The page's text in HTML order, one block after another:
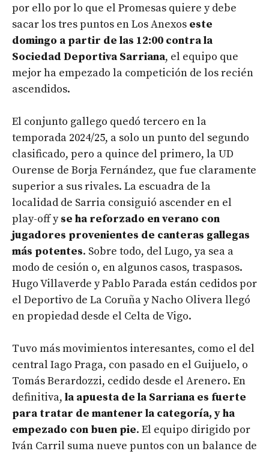
por ello por lo que el Promesas quiere y debe
sacar los tres puntos en Los Anexos este
domingo a partir de las 12:00 contra la
Sociedad Deportiva Sarriana, el equipo que
mejor ha empezado la competición de los recién
ascendidos.
El conjunto gallego quedó tercero en la
temporada 2024/25, a solo un punto del segundo
clasificado, pero a quince del primero, la UD
Ourense de Borja Fernández, que fue claramente
superior a sus rivales. La escuadra de la
localidad de Sarria consiguió ascender en el
play-off yse ha reforzado en verano con
jugadores provenientes de canteras gallegas
más potentes. Sobre todo, del Lugo, ya sea a
modo de cesión o, en algunos casos, traspasos.
Hugo Villaverde y Pablo Parada están cedidos por
el Deportivo de La Coruña y Nacho Olivera llegó
en propiedad desde el Celta de Vigo.
Tuvo más movimientos interesantes, como el del
central Iago Praga, con pasado en el Guijuelo, o
Tomás Berardozzi, cedido desde el Arenero. En
definitiva, la apuesta de la Sarriana es fuerte
para tratar de mantener la categoría, y ha
empezado con buen pie. El equipo dirigido por
Iván Carril suma nueve puntos con un balance de